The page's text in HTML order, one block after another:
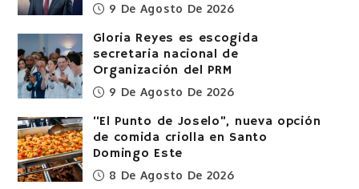
9 De Agosto De 2026
Gloria Reyes es escogida
secretaria nacional de
Organización del PRM
9 De Agosto De 2026
“El Punto de Joselo”, nueva opción
de comida criolla en Santo
Domingo Este
8 De Agosto De 2026